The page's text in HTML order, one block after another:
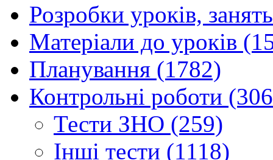
Розробки уроків,
Матеріали до уроків
Планування (1782)
Контрольні роботи
Тести ЗНО (259)
Інші тести (1118)